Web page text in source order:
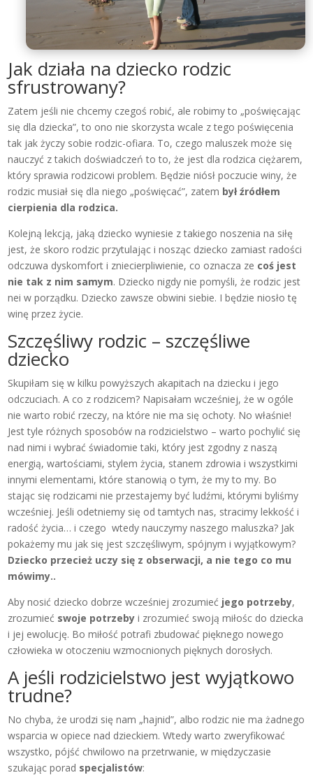
Jak działa na dziecko rodzic
sfrustrowany?
Zatem jeśli nie chcemy czegoś robić, ale robimy to „poświęcając
się dla dziecka”, to ono nie skorzysta wcale z tego poświęcenia
tak jak życzy sobie rodzic-ofiara. To, czego maluszek może się
nauczyć z takich doświadczeń to to, że jest dla rodzica ciężarem,
który sprawia rodzicowi problem. Będzie niósł poczucie winy, że
rodzic musiał się dla niego „poświęcać”, zatem był źródłem
cierpienia dla rodzica.
Kolejną lekcją, jaką dziecko wyniesie z takiego noszenia na siłę
jest, że skoro rodzic przytulając i nosząc dziecko zamiast radości
odczuwa dyskomfort i zniecierpliwienie, co oznacza ze coś jest
nie tak z nim samym. Dziecko nigdy nie pomyśli, że rodzic jest
nei w porządku. Dziecko zawsze obwini siebie. I będzie niosło tę
winę przez życie.
Szczęśliwy rodzic – szczęśliwe
dziecko
Skupiłam się w kilku powyższych akapitach na dziecku i jego
odczuciach. A co z rodzicem? Napisałam wcześniej, że w ogóle
nie warto robić rzeczy, na które nie ma się ochoty. No właśnie!
Jest tyle różnych sposobów na rodzicielstwo – warto pochylić się
nad nimi i wybrać świadomie taki, który jest zgodny z naszą
energią, wartościami, stylem życia, stanem zdrowia i wszystkimi
innymi elementami, które stanowią o tym, że my to my. Bo
stając się rodzicami nie przestajemy być ludźmi, którymi byliśmy
wcześniej. Jeśli odetniemy się od tamtych nas, stracimy lekkość i
radość życia… i czego wtedy nauczymy naszego maluszka? Jak
pokażemy mu jak się jest szczęśliwym, spójnym i wyjątkowym?
Dziecko przecież uczy się z obserwacji, a nie tego co mu
mówimy..
Aby nosić dziecko dobrze wcześniej zrozumieć jego potrzeby,
zrozumieć swoje potrzeby i zrozumieć swoją miłośc do dziecka
i jej ewolucję. Bo miłość potrafi zbudować pięknego nowego
człowieka w otoczeniu wzmocnionych pięknych dorosłych.
A jeśli rodzicielstwo jest wyjątkowo
trudne?
No chyba, że urodzi się nam „hajnid”, albo rodzic nie ma żadnego
wsparcia w opiece nad dzieckiem. Wtedy warto zweryfikować
wszystko, pójść chwilowo na przetrwanie, w międzyczasie
szukając porad specjalistów: